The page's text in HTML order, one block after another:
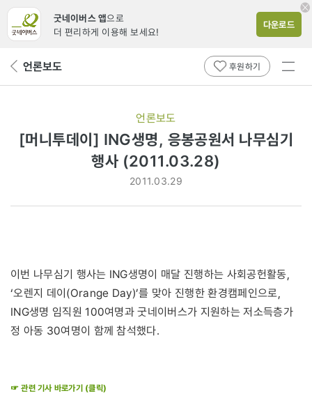
굿네이버스 앱으로
더 편리하게 이용해 보세요!
다운로드
뒤 언론보도 후원하기
전체
언론보도
[머니투데이] ING생명, 응봉공원서 나무심기
행사 (2011.03.28)
2011.03.29
이번 나무심기 행사는 ING생명이 매달 진행하는 사회공헌활동,
‘오렌지 데이(Orange Day)’를 맞아 진행한 환경캠페인으로,
ING생명 임직원 100여명과 굿네이버스가 지원하는 저소득층가
정 아동 30여명이 함께 참석했다.
☞ 관련 기사 바로가기 (클릭)